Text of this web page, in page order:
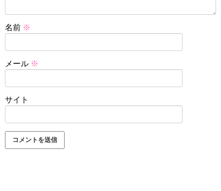
名前 ※
メール ※
サイト